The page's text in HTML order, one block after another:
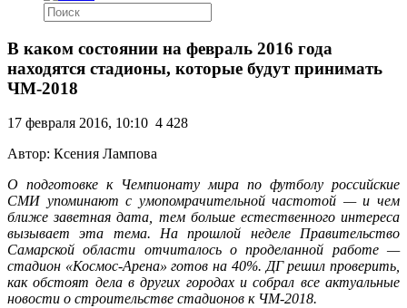
В каком состоянии на февраль 2016 года
находятся стадионы, которые будут принимать
ЧМ-2018
17 февраля 2016, 10:10 4 428
Автор: Ксения Лампова
О подготовке к Чемпионату мира по футболу российские
СМИ упоминают с умопомрачительной частотой — и чем
ближе заветная дата, тем больше естественного интереса
вызывает эта тема. На прошлой неделе Правительство
Самарской области отчиталось о проделанной работе —
стадион «Космос-Арена» готов на 40%. ДГ решил проверить,
как обстоят дела в других городах и собрал все актуальные
новости о строительстве стадионов к ЧМ-2018.